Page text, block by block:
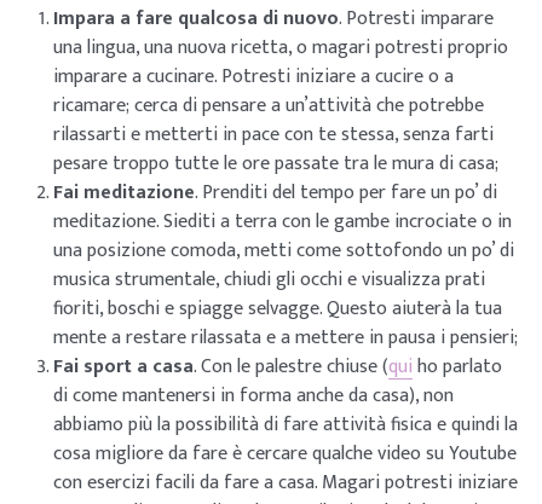
Impara a fare qualcosa di nuovo. Potresti imparare
una lingua, una nuova ricetta, o magari potresti proprio
imparare a cucinare. Potresti iniziare a cucire o a
ricamare; cerca di pensare a un’attività che potrebbe
rilassarti e metterti in pace con te stessa, senza farti
pesare troppo tutte le ore passate tra le mura di casa;
Fai meditazione. Prenditi del tempo per fare un po’ di
meditazione. Siediti a terra con le gambe incrociate o in
una posizione comoda, metti come sottofondo un po’ di
musica strumentale, chiudi gli occhi e visualizza prati
fioriti, boschi e spiagge selvagge. Questo aiuterà la tua
mente a restare rilassata e a mettere in pausa i pensieri;
Fai sport a casa. Con le palestre chiuse (quiho parlato
di come mantenersi in forma anche da casa), non
abbiamo più la possibilità di fare attività fisica e quindi la
cosa migliore da fare è cercare qualche video su Youtube
con esercizi facili da fare a casa. Magari potresti iniziare